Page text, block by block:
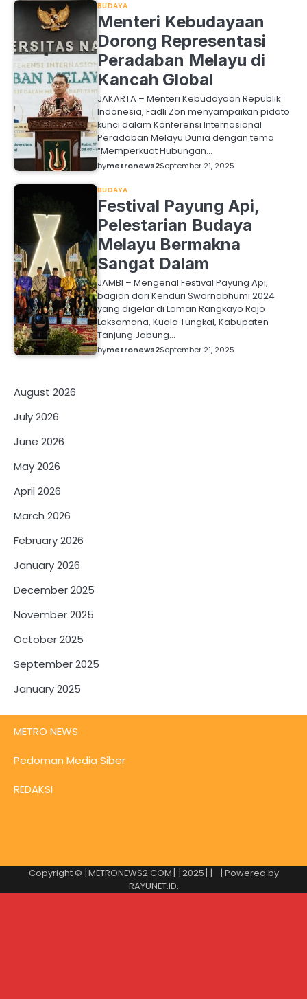
BUDAYA
Menteri Kebudayaan
Dorong Representasi
Peradaban Melayu di
Kancah Global
JAKARTA – Menteri Kebudayaan Republik
Indonesia, Fadli Zon menyampaikan pidato
kunci dalam Konferensi Internasional
Peradaban Melayu Dunia dengan tema
“Memperkuat Hubungan…
bymetronews2September 21, 2025
BUDAYA
Festival Payung Api,
Pelestarian Budaya
Melayu Bermakna
Sangat Dalam
JAMBI – Mengenal Festival Payung Api,
bagian dari Kenduri Swarnabhumi 2024
yang digelar di Laman Rangkayo Rajo
Laksamana, Kuala Tungkal, Kabupaten
Tanjung Jabung…
bymetronews2September 21, 2025
August 2026
July 2026
June 2026
May 2026
April 2026
March 2026
February 2026
January 2026
December 2025
November 2025
October 2025
September 2025
January 2025
METRO NEWS
Pedoman Media Siber
REDAKSI
Copyright © [METRONEWS2.COM] [2025] |
| Powered by
RAYUNET.ID.